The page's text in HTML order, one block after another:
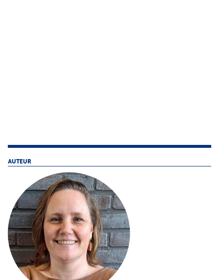
AUTEUR